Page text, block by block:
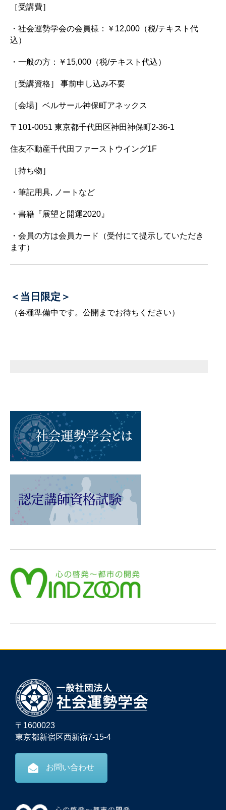
［受講費］
・社会運勢学会の会員様：￥12,000（税/テキスト代
込）
・一般の方：￥15,000（税/テキスト代込）
［受講資格］ 事前申し込み不要
［会場］ベルサール神保町アネックス
〒101-0051 東京都千代田区神田神保町2-36-1
住友不動産千代田ファーストウイング1F
［持ち物］
・筆記用具, ノートなど
・書籍『展望と開運2020』
・会員の方は会員カード（受付にて提示していただき
ます）
＜当日限定＞
（各種準備中です。公開までお待ちください）
〒1600023
東京都新宿区西新宿7-15-4
お問い合わせ